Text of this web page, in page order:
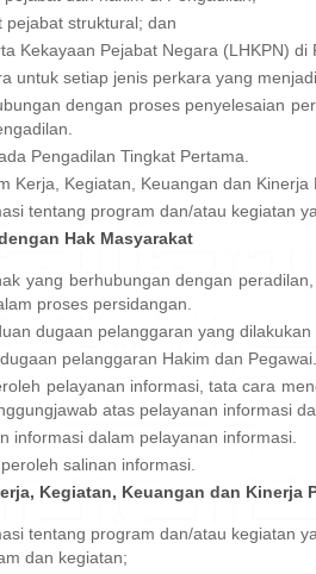
pejabat struktural; dan
Kekayaan Pejabat Negara (LHKPN)
untuk setiap jenis perkara yang
dengan proses penyelesaian
Pengadilan Tingkat Pertama.
Kerja, Kegiatan, Keuangan dan Kinerja
tentang program dan/atau kegiatan
Hak Masyarakat
yang berhubungan dengan
proses persidangan.
dugaan pelanggaran yang
pelanggaran Hakim dan Pegawai.
pelayanan informasi, tata cara
atas pelayanan informasi
informasi dalam pelayanan informasi.
salinan informasi.
Kegiatan, Keuangan dan Kinerja
tentang program dan/atau kegiatan
dan kegiatan;